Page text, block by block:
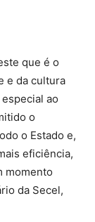
que é o
e da cultura
ao
o
o Estado e,
eficiência,
momento
da Secel,